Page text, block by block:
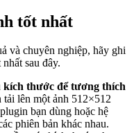
tốt nhất
và chuyên nghiệp, hãy ghi
sau đây.
thước để tương thích
tải lên một ảnh 512×512
bạn dùng hoặc hệ
phiên bản khác nhau.